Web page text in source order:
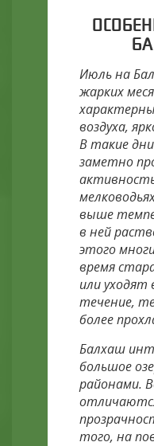
Июль на
жарких
воздуха,
В такие
заметно
выше
в ней
этого
время
или уходят
течение,
более
Балхаш
большое
районами.
того, на